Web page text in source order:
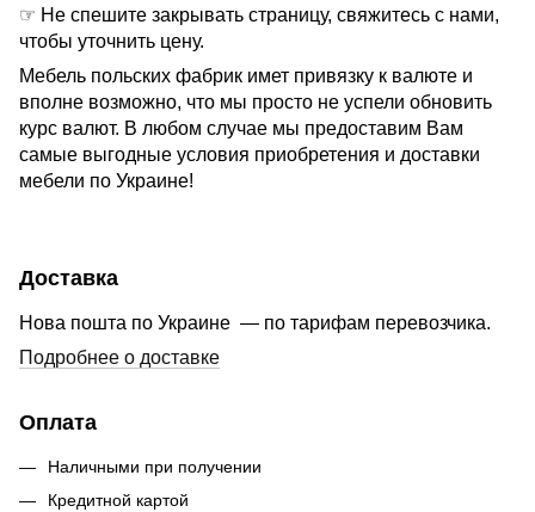
☞ Не спешите закрывать страницу, свяжитесь с нами,
чтобы уточнить цену.
Мебель польских фабрик имет привязку к валюте и
вполне возможно, что мы просто не успели обновить
курс валют. В любом случае мы предоставим Вам
самые выгодные условия приобретения и доставки
мебели по Украине!
Доставка
Нова пошта по Украине — по тарифам перевозчика.
Подробнее о доставке
Оплата
Наличными при получении
Кредитной картой